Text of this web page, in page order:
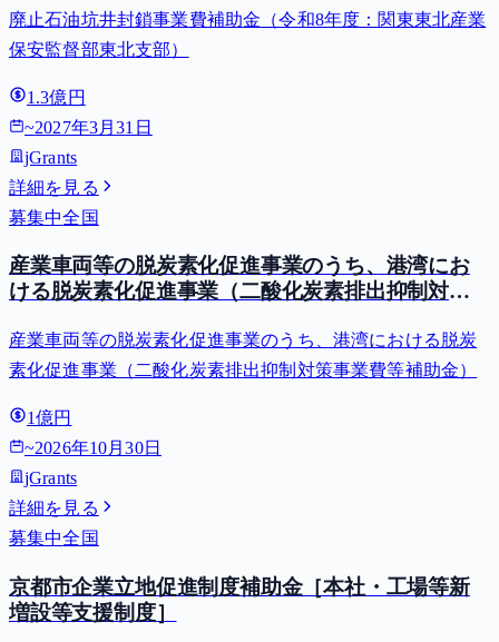
廃止石油坑井封鎖事業費補助金（令和8年度：関東東北産業
保安監督部東北支部）
1.3億円
~2027年3月31日
jGrants
詳細を見る
募集中全国
産業車両等の脱炭素化促進事業のうち、港湾にお
ける脱炭素化促進事業（二酸化炭素排出抑制対策
産業車両等の脱炭素化促進事業のうち、港湾における脱炭
素化促進事業（二酸化炭素排出抑制対策事業費等補助金）
1億円
~2026年10月30日
jGrants
詳細を見る
募集中全国
京都市企業立地促進制度補助金［本社・工場等新
増設等支援制度］